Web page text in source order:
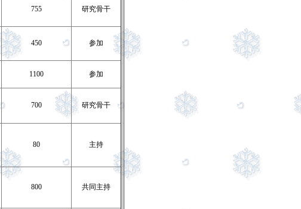
755 研究骨干
450 参加
1100 参加
700 研究骨干
80 主持
800 共同主持